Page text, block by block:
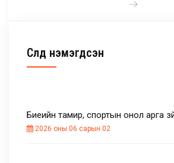
Сүүлд нэмэгдсэн
Биеийн тамир, спортын онол арга зүй
2026 оны 06 сарын 02